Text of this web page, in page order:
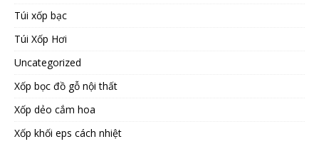
Túi xốp bạc
Túi Xốp Hơi
Uncategorized
Xốp bọc đồ gỗ nội thất
Xốp dẻo cắm hoa
Xốp khối eps cách nhiệt